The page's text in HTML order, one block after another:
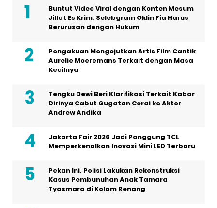
Buntut Video Viral dengan Konten Mesum
Jillat Es Krim, Selebgram Oklin Fia Harus
Berurusan dengan Hukum
Pengakuan Mengejutkan Artis Film Cantik
Aurelie Moeremans Terkait dengan Masa
Kecilnya
Tengku Dewi Beri Klarifikasi Terkait Kabar
Dirinya Cabut Gugatan Cerai ke Aktor
Andrew Andika
Jakarta Fair 2026 Jadi Panggung TCL
Memperkenalkan Inovasi Mini LED Terbaru
Pekan Ini, Polisi Lakukan Rekonstruksi
Kasus Pembunuhan Anak Tamara
Tyasmara di Kolam Renang